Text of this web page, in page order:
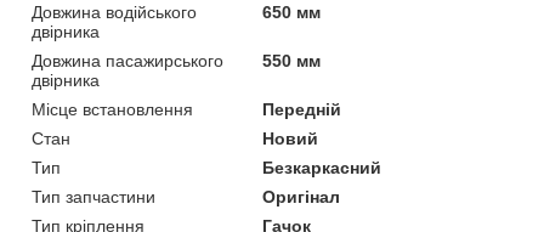
Довжина водійського
двірника
650 мм
Довжина пасажирського
двірника
550 мм
Місце встановлення
Передній
Стан
Новий
Тип
Безкаркасний
Тип запчастини
Оригінал
Тип кріплення
Гачок